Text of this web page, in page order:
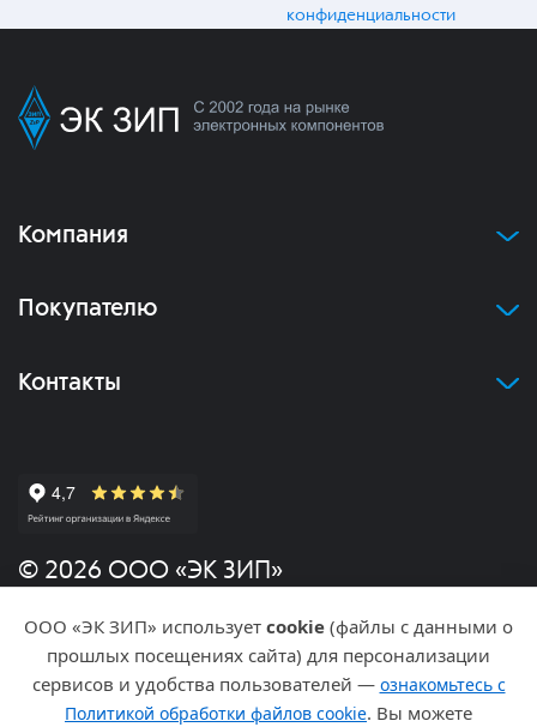
конфиденциальности
Компания
Покупателю
Контакты
© 2026 ООО «ЭК ЗИП»
Политика конфиденциальности
Разработка и продвижение
ООО «ЭК ЗИП» использует cookie (файлы с данными о
прошлых посещениях сайта) для персонализации
сервисов и удобства пользователей — ознакомьтесь с
Политикой обработки файлов cookie. Вы можете